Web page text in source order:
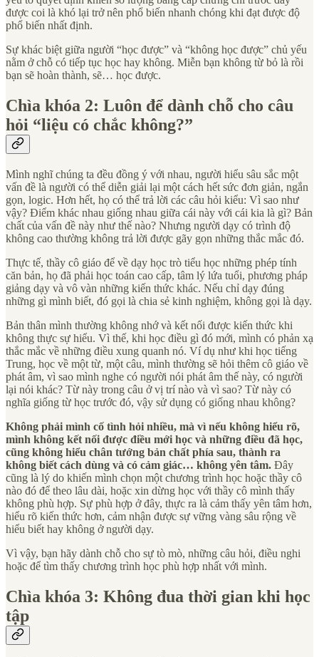
được coi là khó lại trở nên phổ biến nhanh chóng khi đạt được độ
phổ biến nhất định.
Sự khác biệt giữa người “học được” và “không học được” chủ yếu
nằm ở chỗ có tiếp tục học hay không. Miễn bạn không từ bỏ là rồi
bạn sẽ hoàn thành, sẽ… học được.
Chìa khóa 2: Luôn để dành chỗ cho câu
hỏi “liệu có chắc không?”
Mình nghĩ chúng ta đều đồng ý với nhau, người hiểu sâu sắc một
vấn đề là người có thể diễn giải lại một cách hết sức đơn giản, ngắn
gọn, logic. Hơn hết, họ có thể trả lời các câu hỏi kiểu: Vì sao như
vậy? Điểm khác nhau giống nhau giữa cái này với cái kia là gì? Bản
chất của vấn đề này như thế nào? Nhưng người dạy có trình độ
không cao thường không trả lời được gãy gọn những thắc mắc đó.
Thực tế, thầy cô giáo để về dạy học trò tiểu học những phép tính
căn bản, họ đã phải học toán cao cấp, tâm lý lứa tuổi, phương pháp
giảng dạy và vô vàn những kiến thức khác. Nếu chỉ dạy đúng
những gì mình biết, đó gọi là chia sẻ kinh nghiệm, không gọi là dạy.
Bản thân mình thường không nhớ và kết nối được kiến thức khi
không thực sự hiểu. Vì thế, khi học điều gì đó mới, mình có phản xạ
thắc mắc về những điều xung quanh nó. Ví dụ như khi học tiếng
Trung, học về một từ, một câu, mình thường sẽ hỏi thêm cô giáo về
phát âm, vì sao mình nghe có người nói phát âm thế này, có người
lại nói khác? Từ này trong câu ở vị trí nào và vì sao? Từ này có
nghĩa giống từ học trước đó, vậy sử dụng có giống nhau không?
Không phải mình cố tình hỏi nhiều, mà vì nếu không hiểu rõ,
mình không kết nối được điều mới học và những điều đã học,
cũng không hiểu chân tướng bản chất phía sau, thành ra
không biết cách dùng và có cảm giác… không yên tâm. Đây
cũng là lý do khiến mình chọn một chương trình học hoặc thầy cô
nào đó để theo lâu dài, hoặc xin dừng học với thầy cô mình thấy
không phù hợp. Sự phù hợp ở đây, thực ra là cảm thấy yên tâm hơn,
hiểu rõ kiến thức hơn, cảm nhận được sự vững vàng sâu rộng về
hiểu biết hay không ở người dạy.
Vì vậy, bạn hãy dành chỗ cho sự tò mò, những câu hỏi, điều nghi
hoặc để tìm thấy chương trình học phù hợp nhất với mình.
Chìa khóa 3: Không đua thời gian khi học
tập